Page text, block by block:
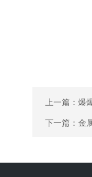
上一篇： 爆
下一篇： 金